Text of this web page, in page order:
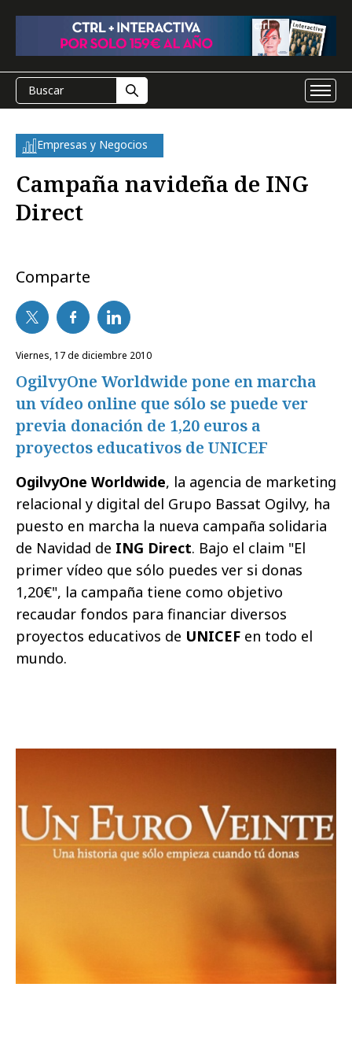
Empresas y Negocios
Campaña navideña de ING
Direct
Comparte
viernes, 17 de diciembre 2010
OgilvyOne Worldwide pone en marcha
un vídeo online que sólo se puede ver
previa donación de 1,20 euros a
proyectos educativos de UNICEF
OgilvyOne Worldwide, la agencia de marketing
relacional y digital del Grupo Bassat Ogilvy, ha
puesto en marcha la nueva campaña solidaria
de Navidad de ING Direct. Bajo el claim "El
primer vídeo que sólo puedes ver si donas
1,20€", la campaña tiene como objetivo
recaudar fondos para financiar diversos
proyectos educativos de UNICEF en todo el
mundo.